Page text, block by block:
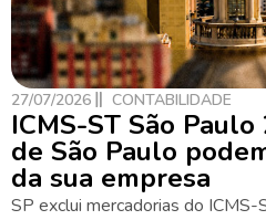
27/07/2026 CONTABILIDADE
ICMS-ST São
de São Paulo
da sua empresa
SP exclui mercadorias do ICMS-